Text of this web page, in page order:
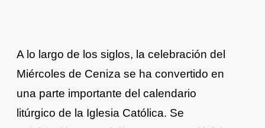
A lo largo de los siglos, la celebración del
Miércoles de Ceniza se ha convertido en
una parte importante del calendario
litúrgico de la Iglesia Católica. Se